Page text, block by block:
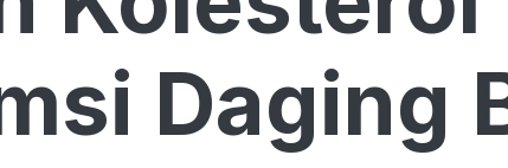
Daging